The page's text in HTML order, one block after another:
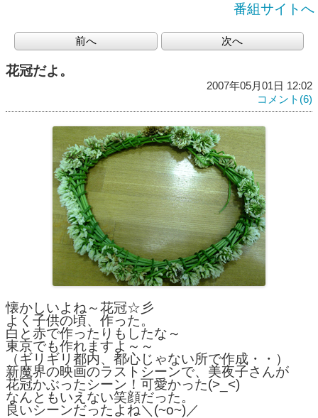
番組サイトへ
前へ 次へ
花冠だよ。
2007年05月01日 12:02
コメント(6)
懐かしいよね～花冠☆彡
よく子供の頃、作った。
白と赤で作ったりもしたな～
東京でも作れますよ～～
（ギリギリ都内、都心じゃない所で作成・・）
新魔界の映画のラストシーンで、美夜子さんが
花冠かぶったシーン！可愛かった(>_<)
なんともいえない笑顔だった。
良いシーンだったよね＼(~o~)／